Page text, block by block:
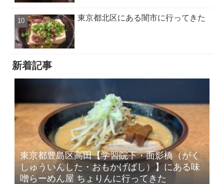
東京都北区にある闇市に行ってきた
新着記事
東京都豊島区高田【学習院下・面影橋（がく
しゅういんした・おもかげばし）】にある味
噌らーめん屋 ちょりんに行ってきた